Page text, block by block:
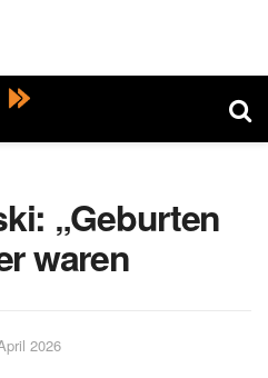
„Geburten
waren
2026